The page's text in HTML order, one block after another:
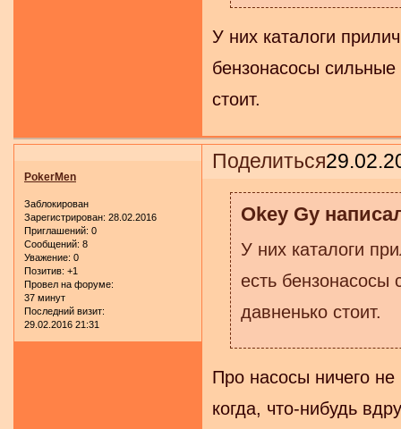
У них каталоги
бензонасосы
стоит.
Поделиться
PokerMen
Заблокирован
Зарегистрирован: 28.02.2016
Приглашений: 0
Сообщений: 8
Уважение: 0
Позитив: +1
Провел на форуме:
37 минут
Последний визит:
29.02.2016 21:31
Okey Gy
У них каталоги
есть
давненько стоит.
Про насосы ничего
когда, что-нибудь